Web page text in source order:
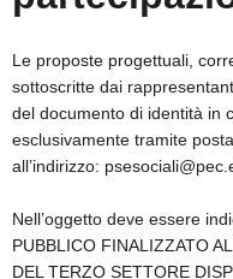
Le proposte progettuali,
sottoscritte dai
del documento di identità in
esclusivamente tramite
all’indirizzo:
Nell’oggetto deve essere
PUBBLICO FINALIZZATO
DEL TERZO SETTORE